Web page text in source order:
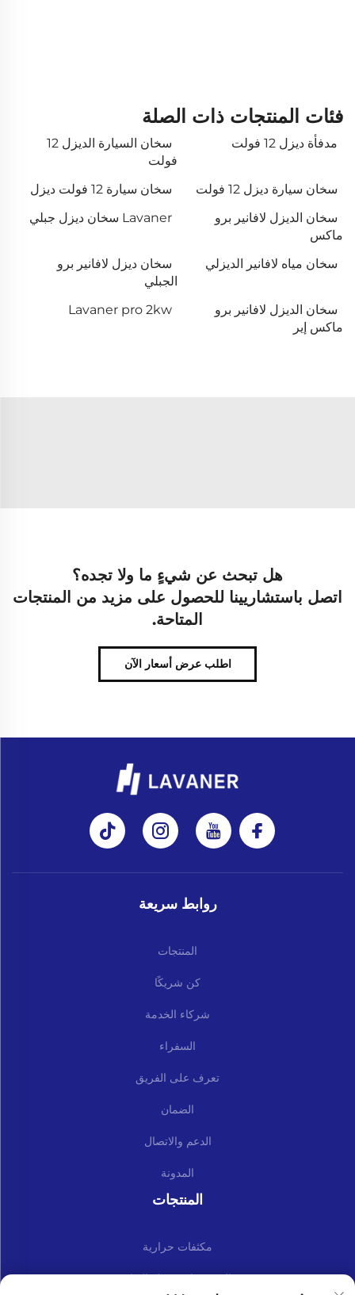
فئات المنتجات ذات الصلة
مدفأة ديزل 12 فولت
سخان السيارة الديزل 12
فولت
سخان سيارة ديزل 12 فولت
سخان سيارة 12 فولت ديزل
سخان الديزل لافانير برو
ماكس
Lavaner سخان ديزل جبلي
سخان مياه لافانير الديزلي
سخان ديزل لافانير برو
الجبلي
سخان الديزل لافانير برو
ماكس إير
Lavaner pro 2kw
هل تبحث عن شيءٍ ما ولا تجده؟
اتصل باستشاريينا للحصول على مزيد من المنتجات
المتاحة.
اطلب عرض أسعار الآن
روابط سريعة
المنتجات
كن شريكًا
شركاء الخدمة
السفراء
تعرف على الفريق
الضمان
الدعم والاتصال
المدونة
المنتجات
مكثفات حرارية
المجموعات وقطع الغيار